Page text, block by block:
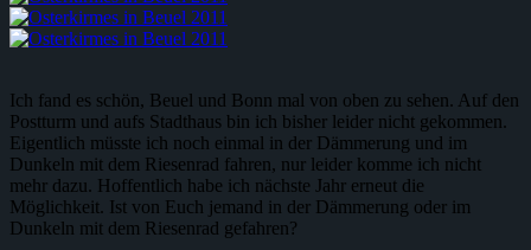
Ich fand es schön, Beuel und Bonn mal von oben zu sehen. Auf den
Postturm und aufs Stadthaus bin ich bisher leider nicht gekommen.
Eigentlich müsste ich noch einmal in der Dämmerung und im
Dunkeln mit dem Riesenrad fahren, nur leider komme ich nicht
mehr dazu. Hoffentlich habe ich nächste Jahr erneut die
Möglichkeit. Ist von Euch jemand in der Dämmerung oder im
Dunkeln mit dem Riesenrad gefahren?